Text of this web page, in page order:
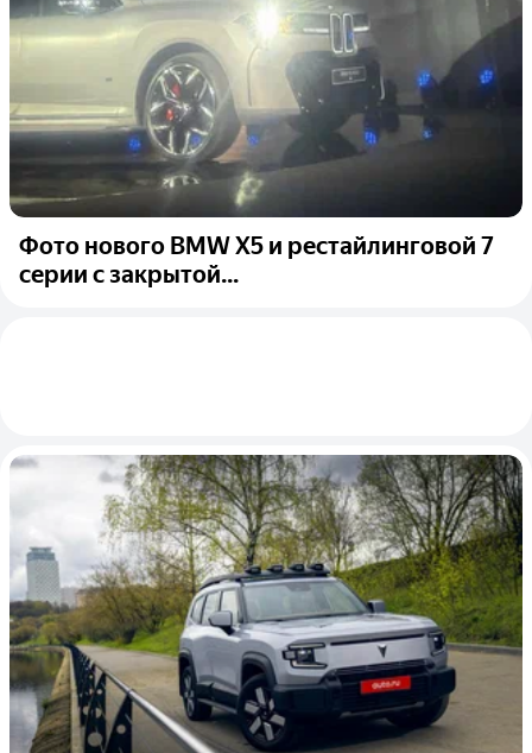
Фото нового BMW X5 и рестайлинговой 7
серии с закрытой...